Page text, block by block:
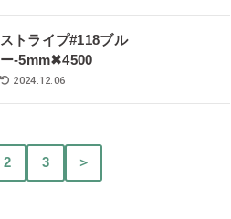
ストライプ#118ブル
ー-5mm✖︎4500
2024.12.06
2 3 ＞